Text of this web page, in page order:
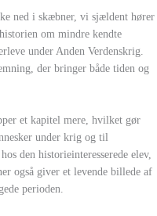
ned i skæbner, vi sjældent hører
om mindre kendte
under Anden Verdenskrig.
der bringer både tiden og
et kapitel mere, hvilket gør
under krig og til
den historieinteresserede elev,
også giver et levende billede af
perioden.